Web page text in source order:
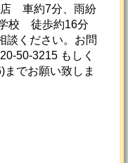
店 車約7分、雨紛
校 徒歩約16分
談ください。お問
50-3215 もしく
でお願い致しま